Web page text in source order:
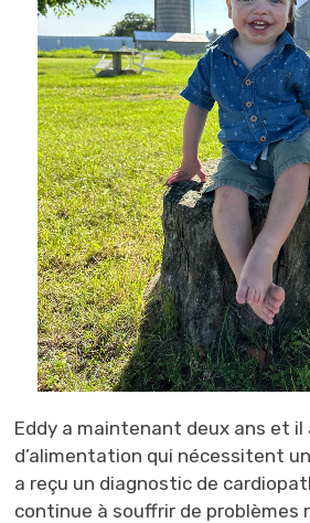
Eddy a maintenant deux ans et il
d’alimentation qui nécessitent
a reçu un diagnostic de
continue à souffrir de problèmes